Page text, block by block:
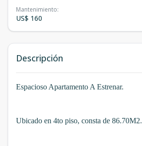
Mantenimiento:
US$ 160
Descripción
Espacioso Apartamento A Estrenar.
Ubicado en 4to piso, consta de 86.70M2.